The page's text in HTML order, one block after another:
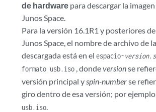
de hardware para descargar la
Junos Space.
Para la versión 16.1R1 y posteriores
Junos Space, el nombre de archivo de
descargada está en elespacio-version.
formato usb.iso , dondeversionse
versión principal yspin-numberse
giro dentro de esa versión; por
usb.iso.